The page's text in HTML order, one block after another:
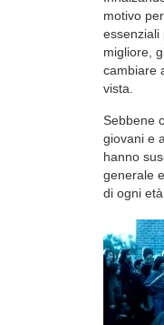
motivo
essenziali
migliore,
cambiare
vista.
Sebbene
giovani e
hanno
generale
di ogni età.